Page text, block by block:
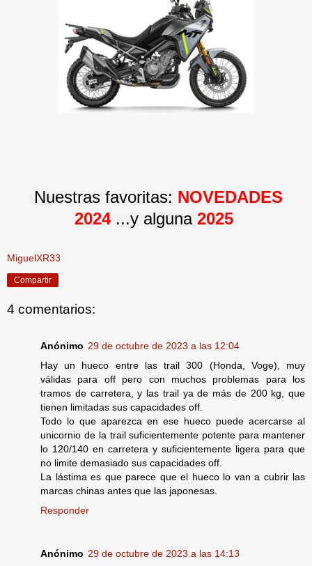
Nuestras favoritas: NOVEDADES
2024 ...y alguna 2025
MiguelXR33
Compartir
4 comentarios:
Anónimo 29 de octubre de 2023 a las 12:04
Hay un hueco entre las trail 300 (Honda, Voge), muy
válidas para off pero con muchos problemas para los
tramos de carretera, y las trail ya de más de 200 kg, que
tienen limitadas sus capacidades off.
Todo lo que aparezca en ese hueco puede acercarse al
unicornio de la trail suficientemente potente para mantener
lo 120/140 en carretera y suficientemente ligera para que
no limite demasiado sus capacidades off.
La lástima es que parece que el hueco lo van a cubrir las
marcas chinas antes que las japonesas.
Responder
Anónimo 29 de octubre de 2023 a las 14:13